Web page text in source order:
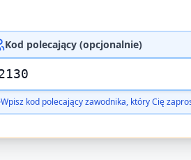
Kod polecający (opcjonalnie)
Wpisz kod polecający zawodnika, który Cię